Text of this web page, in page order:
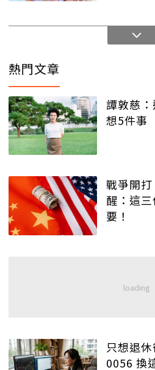
熱門文章
譚敦慈
想5件事
戰爭開
醒：這
要！
只想退
0056 換